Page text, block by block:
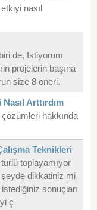
nasıl
de, İstiyorum
projelerin başına
size 8 öneri.
Arttırdım
hakkında
Teknikleri
toplayamıyor
şeyde dikkatiniz mi
sonuçları
ç